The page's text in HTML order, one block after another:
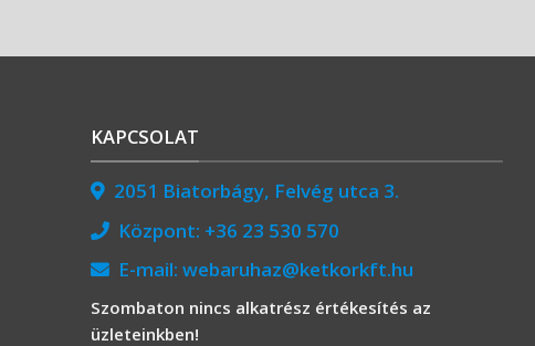
KAPCSOLAT
2051 Biatorbágy, Felvég utca 3.
Központ: +36 23 530 570
E-mail: webaruhaz@ketkorkft.hu
Szombaton nincs alkatrész értékesítés az
üzleteinkben!